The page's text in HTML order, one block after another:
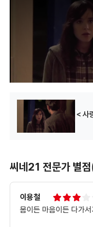
＜사
씨네21 전문가 별점
이용철
몸이든 마음이든 다가